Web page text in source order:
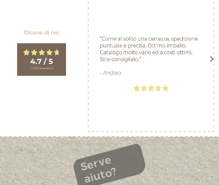
Serve
aiuto?